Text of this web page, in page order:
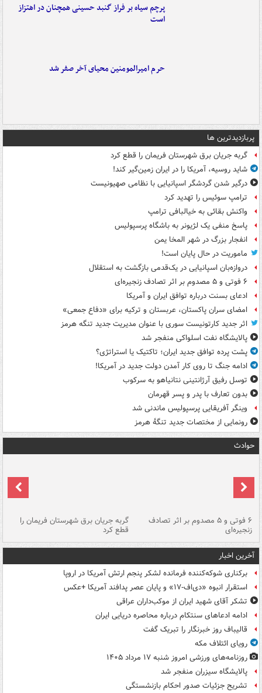
پرچم سیاه بر فراز گنبد حسینی همچنان در اهتزاز
است
حرم امیرالمومنین محیای آخر صفر شد
پربازدیدترین ها
گربه جریان برق شهرستان فریمان را قطع کرد
شاید روسیه، آمریکا را در ایران زمین‌گیر کند!
درگیر شدن گردشگر اسپانیایی با نظامی صهیونیست
ترامپ سوئیس را تهدید کرد
واکنش بقائی به خیالبافی ترامپ
پاسخ منفی یک لژیونر به باشگاه پرسپولیس
انفجار بزرگ در شهر المخا یمن
ماموریت در حال پایان است!
دروازه‌بان اسپانیایی در یک‌قدمی بازگشت به استقلال
۶ فوتی و ۵ مصدوم بر اثر تصادف زنجیره‌ای
ادعای بسنت درباره توافق ایران و آمریکا
امضای سران پاکستان، عربستان و ترکیه برای «دفاع جمعی»
اثر جدید کارتونیست سوری با عنوان مدیریت جدید تنگه هرمز
پالایشگاه نفت اسلواکی منفجر شد
پشت پرده توافق جدید ایران؛ تاکتیک یا استراتژی؟
ادامه جنگ تا روی کار آمدن دولت جدید در آمریکا!
توسل رفیق آرژانتینی نتانیاهو به سرکوب
بدون تعارف با پدر و پسر قهرمان
وینگر آفریقایی پرسپولیس ماندنی شد
رونمایی از مختصات جدید تنگۀ هرمز
حوادث
۶ فوتی و ۵ مصدوم بر اثر تصادف
زنجیره‌ای
گربه جریان برق شهرستان فریمان را
قطع کرد
آخرین اخبار
برکناری شوکه‌کننده فرمانده لشکر پنجم ارتش آمریکا در اروپا
استقرار انبوه «دی‌اف‑۱۷» و پایان عصر پدافند آمریکا +عکس
تشکر آقای شهید ایران از موکب‌داران عراقی
ادامه ادعاهای سنتکام درباره محاصره دریایی ایران
قالیباف روز خبرنگار را تبریک گفت
رویای ائتلاف مکه
روزنامه‌های ورزشی امروز ‌شنبه ۱۷ مرداد ۱۴۰۵
پالایشگاه سیزران منفجر شد
تشریح جزئیات صدور احکام بازنشستگی